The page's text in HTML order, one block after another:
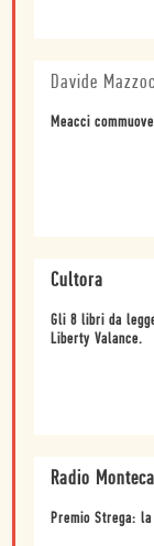
Davide
Meacci
Cultora
Gli 8 libri da
Liberty Valance.
Radio
Premio Strega: